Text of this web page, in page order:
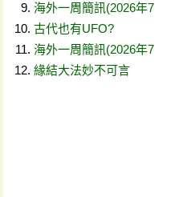
海外一周簡訊(2026年7
古代也有UFO?
海外一周簡訊(2026年7
緣結大法妙不可言